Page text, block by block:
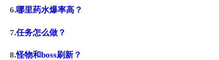
6.哪里药水爆率高？
7.任务怎么做？
8.怪物和boss刷新？